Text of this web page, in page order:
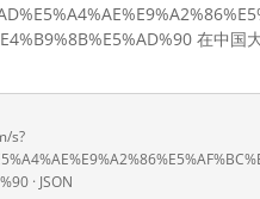
在中国
s?
· JSON